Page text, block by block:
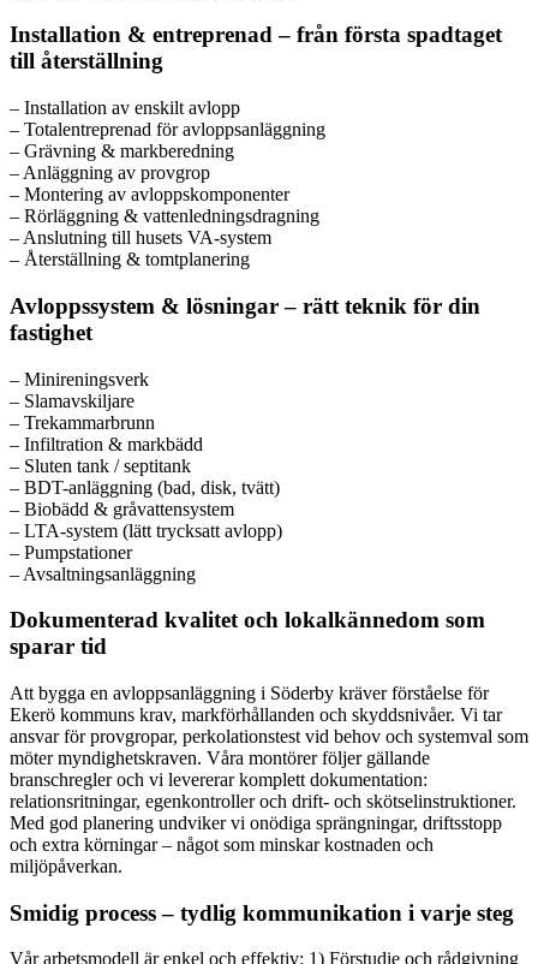
Installation & entreprenad – från första spadtaget
till återställning
– Installation av enskilt avlopp
– Totalentreprenad för avloppsanläggning
– Grävning & markberedning
– Anläggning av provgrop
– Montering av avloppskomponenter
– Rörläggning & vattenledningsdragning
– Anslutning till husets VA-system
– Återställning & tomtplanering
Avloppssystem & lösningar – rätt teknik för din
fastighet
– Minireningsverk
– Slamavskiljare
– Trekammarbrunn
– Infiltration & markbädd
– Sluten tank / septitank
– BDT-anläggning (bad, disk, tvätt)
– Biobädd & gråvattensystem
– LTA-system (lätt trycksatt avlopp)
– Pumpstationer
– Avsaltningsanläggning
Dokumenterad kvalitet och lokalkännedom som
sparar tid
Att bygga en avloppsanläggning i Söderby kräver förståelse för
Ekerö kommuns krav, markförhållanden och skyddsnivåer. Vi tar
ansvar för provgropar, perkolationstest vid behov och systemval som
möter myndighetskraven. Våra montörer följer gällande
branschregler och vi levererar komplett dokumentation:
relationsritningar, egenkontroller och drift- och skötselinstruktioner.
Med god planering undviker vi onödiga sprängningar, driftsstopp
och extra körningar – något som minskar kostnaden och
miljöpåverkan.
Smidig process – tydlig kommunikation i varje steg
Vår arbetsmodell är enkel och effektiv: 1) Förstudie och rådgivning